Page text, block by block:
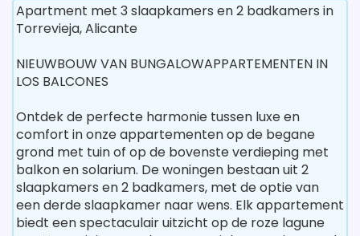
Apartment met 3 slaapkamers en 2 badkamers in
Torrevieja, Alicante
NIEUWBOUW VAN BUNGALOWAPPARTEMENTEN IN
LOS BALCONES
Ontdek de perfecte harmonie tussen luxe en
comfort in onze appartementen op de begane
grond met tuin of op de bovenste verdieping met
balkon en solarium. De woningen bestaan uit 2
slaapkamers en 2 badkamers, met de optie van
een derde slaapkamer naar wens. Elk appartement
biedt een spectaculair uitzicht op de roze lagune